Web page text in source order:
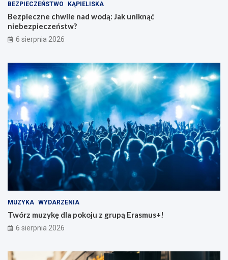
BEZPIECZEŃSTWO KĄPIELISKA
Bezpieczne chwile nad wodą: Jak uniknąć
niebezpieczeństw?
6 sierpnia 2026
MUZYKA WYDARZENIA
Twórz muzykę dla pokoju z grupą Erasmus+!
6 sierpnia 2026